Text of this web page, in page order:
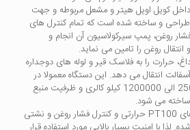
داخل کویل اویل هیتر و مشعل مربوطه و جهت
طراحی و ساخته شده است که تمام کنترل های
روغن، پمپ سیرکولاسیون آن انجام و
روغن را تامین می نماید.
حرارت را به فلاسک قیر و لوله های دوجداره
انتقال می دهد. این دستگاه معمولا در
ظرفیت های حرارتی 250000 الی 1200000 کیلو کالری و ظرفیت منبع
اویل هیتر از طریق سنسورهای PT100 حرارتی و کنترل فشار روغن و نشتی